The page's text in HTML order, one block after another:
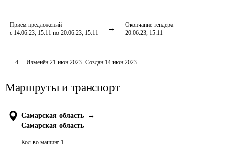
Приём предложений
с 14.06.23, 15:11 по 20.06.23, 15:11
Окончание тендера
20.06.23, 15:11
4 Изменён 21 июн 2023. Создан 14 июн 2023
Маршруты и транспорт
Самарская область
→
Самарская область
Кол-во машин: 1